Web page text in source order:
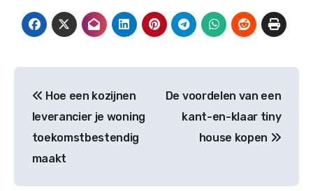
navigatie
Hoe een kozijnen
leverancier je woning
toekomstbestendig
maakt
De voordelen van een
kant-en-klaar tiny
house kopen